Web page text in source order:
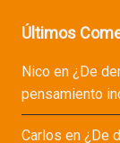
Últimos
Nicoen ¿De
pensamiento
Carlos en ¿De